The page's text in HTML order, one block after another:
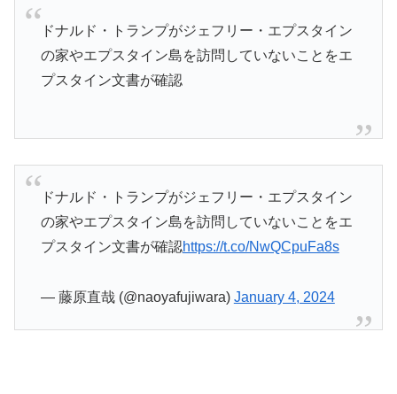
ドナルド・トランプがジェフリー・エプスタイン
の家やエプスタイン島を訪問していないことをエ
プスタイン文書が確認
ドナルド・トランプがジェフリー・エプスタイン
の家やエプスタイン島を訪問していないことをエ
プスタイン文書が確認https://t.co/NwQCpuFa8s
— 藤原直哉 (@naoyafujiwara) January 4, 2024